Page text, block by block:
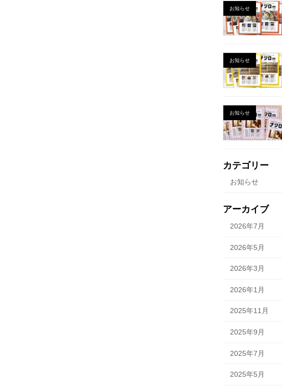
お知らせ
お知らせ
お知らせ
カテゴリー
お知らせ
アーカイブ
2026年7月
2026年5月
2026年3月
2026年1月
2025年11月
2025年9月
2025年7月
2025年5月